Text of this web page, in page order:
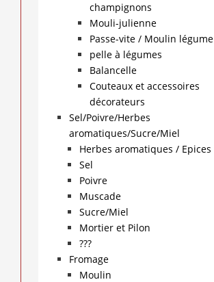
champignons
Mouli-julienne
Passe-vite / Moulin légume
pelle à légumes
Balancelle
Couteaux et accessoires
décorateurs
Sel/Poivre/Herbes
aromatiques/Sucre/Miel
Herbes aromatiques / Epices
Sel
Poivre
Muscade
Sucre/Miel
Mortier et Pilon
???
Fromage
Moulin